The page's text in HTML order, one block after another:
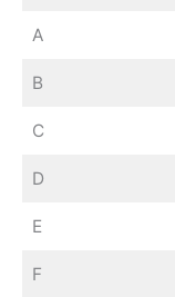
A
B
C
D
E
F